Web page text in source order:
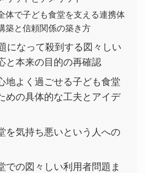
体で子ども食堂を支える連携体
築と信頼関係の築き方
になって殺到する図々しい
と本来の目的の再確認
地よく過ごせる子ども食堂
めの具体的な工夫とアイデ
を気持ち悪いという人への
での図々しい利用者問題ま